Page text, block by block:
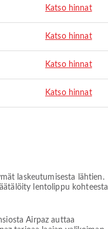
Katso hinnat
Katso hinnat
Katso hinnat
Katso hinnat
laskeutumisesta lähtien.
lentolippu kohteesta
Airpaz auttaa